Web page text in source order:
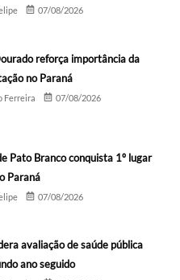
07/08/2026
reforça importância da
no Paraná
Ferreira 07/08/2026
Pato Branco conquista 1º lugar
Paraná
07/08/2026
avaliação de saúde pública
ano seguido